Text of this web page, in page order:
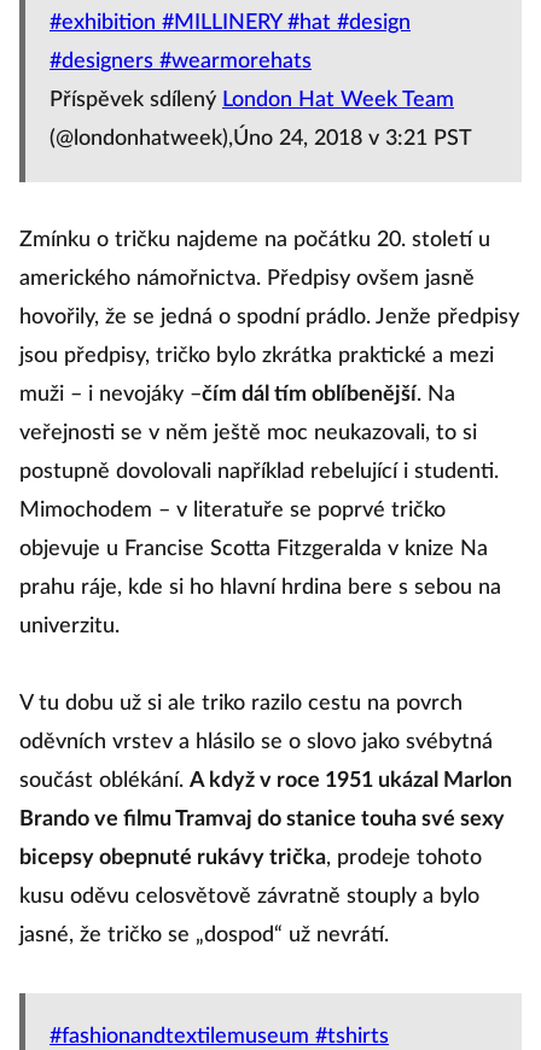
#exhibition #MILLINERY #hat #design
#designers #wearmorehats
Příspěvek sdílený London Hat Week Team
(@londonhatweek),Úno 24, 2018 v 3:21 PST
Zmínku o tričku najdeme na počátku 20. století u
amerického námořnictva. Předpisy ovšem jasně
hovořily, že se jedná o spodní prádlo. Jenže předpisy
jsou předpisy, tričko bylo zkrátka praktické a mezi
muži – i nevojáky –čím dál tím oblíbenější. Na
veřejnosti se v něm ještě moc neukazovali, to si
postupně dovolovali například rebelující i studenti.
Mimochodem – v literatuře se poprvé tričko
objevuje u Francise Scotta Fitzgeralda v knize Na
prahu ráje, kde si ho hlavní hrdina bere s sebou na
univerzitu.
V tu dobu už si ale triko razilo cestu na povrch
oděvních vrstev a hlásilo se o slovo jako svébytná
součást oblékání. A když v roce 1951 ukázal Marlon
Brando ve filmu Tramvaj do stanice touha své sexy
bicepsy obepnuté rukávy trička, prodeje tohoto
kusu oděvu celosvětově závratně stouply a bylo
jasné, že tričko se „dospod“ už nevrátí.
#fashionandtextilemuseum #tshirts